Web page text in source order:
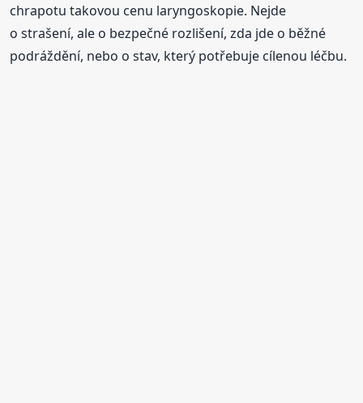
chrapotu takovou cenu laryngoskopie. Nejde
o strašení, ale o bezpečné rozlišení, zda jde o běžné
podráždění, nebo o stav, který potřebuje cílenou léčbu.